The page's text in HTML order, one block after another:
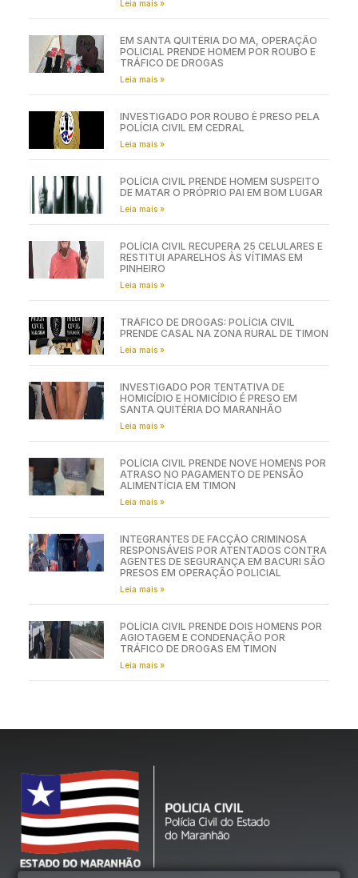
Leia mais »
EM SANTA QUITÉRIA DO MA, OPERAÇÃO
POLICIAL PRENDE HOMEM POR ROUBO E
TRÁFICO DE DROGAS
Leia mais »
INVESTIGADO POR ROUBO É PRESO PELA
POLÍCIA CIVIL EM CEDRAL
Leia mais »
POLÍCIA CIVIL PRENDE HOMEM SUSPEITO
DE MATAR O PRÓPRIO PAI EM BOM LUGAR
Leia mais »
POLÍCIA CIVIL RECUPERA 25 CELULARES E
RESTITUI APARELHOS ÀS VÍTIMAS EM
PINHEIRO
Leia mais »
TRÁFICO DE DROGAS: POLÍCIA CIVIL
PRENDE CASAL NA ZONA RURAL DE TIMON
Leia mais »
INVESTIGADO POR TENTATIVA DE
HOMICÍDIO E HOMICÍDIO É PRESO EM
SANTA QUITÉRIA DO MARANHÃO
Leia mais »
POLÍCIA CIVIL PRENDE NOVE HOMENS POR
ATRASO NO PAGAMENTO DE PENSÃO
ALIMENTÍCIA EM TIMON
Leia mais »
INTEGRANTES DE FACÇÃO CRIMINOSA
RESPONSÁVEIS POR ATENTADOS CONTRA
AGENTES DE SEGURANÇA EM BACURI SÃO
PRESOS EM OPERAÇÃO POLICIAL
Leia mais »
POLÍCIA CIVIL PRENDE DOIS HOMENS POR
AGIOTAGEM E CONDENAÇÃO POR
TRÁFICO DE DROGAS EM TIMON
Leia mais »